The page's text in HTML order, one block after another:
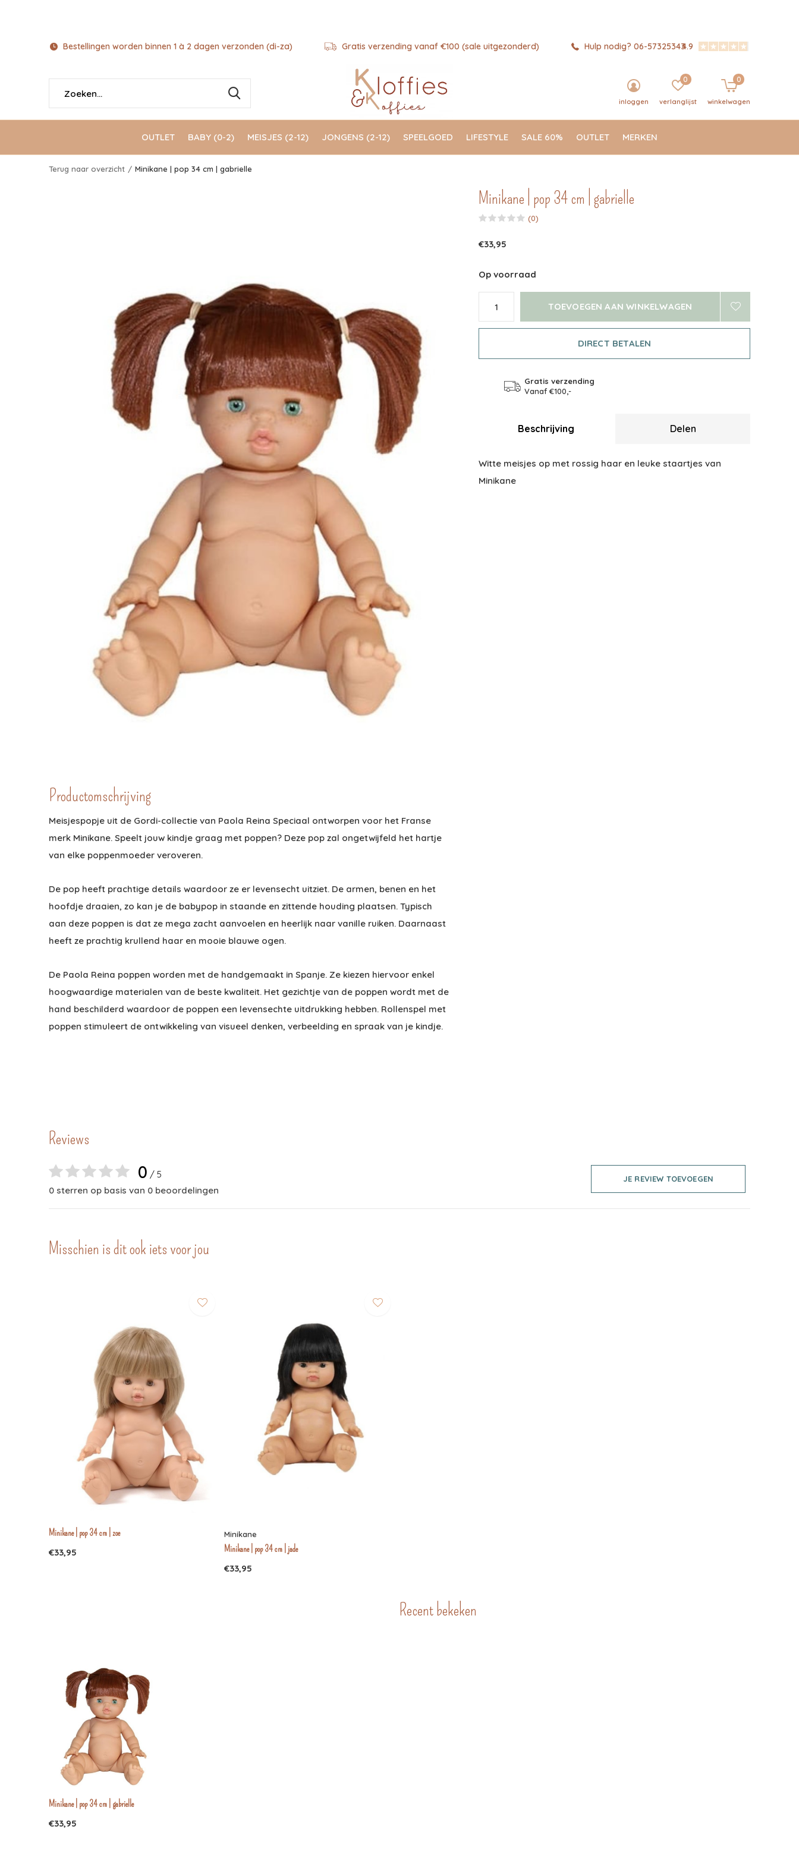
OUTLET BABY (0-2) MEISJES (2-12) JONGENS (2-12) SPEELGOED LIFESTYLE SALE 60% OUTLET MERKEN
inloggen verlanglijst
0
winkelwagen
0
Bestellingen worden binnen 1 à 2 dagen verzonden (di-za) Gratis verzending vanaf €100 (sale uitgezonderd) Hulp nodig? 06-573253434.9
Terug naar overzicht Minikane | pop 34 cm | gabrielle
Minikane | pop 34 cm | gabrielle
(0)
€33,95
Op voorraad
TOEVOEGEN AAN WINKELWAGEN
DIRECT BETALEN
Gratis verzending
Vanaf €100,-
Beschrijving Delen
Witte meisjes op met rossig haar en leuke staartjes van
Minikane
Productomschrijving
Meisjespopje uit de Gordi-collectie van Paola Reina Speciaal ontworpen voor het Franse
merk Minikane. Speelt jouw kindje graag met poppen? Deze pop zal ongetwijfeld het hartje
van elke poppenmoeder veroveren.
De pop heeft prachtige details waardoor ze er levensecht uitziet. De armen, benen en het
hoofdje draaien, zo kan je de babypop in staande en zittende houding plaatsen. Typisch
aan deze poppen is dat ze mega zacht aanvoelen en heerlijk naar vanille ruiken. Daarnaast
heeft ze prachtig krullend haar en mooie blauwe ogen.
De Paola Reina poppen worden met de handgemaakt in Spanje. Ze kiezen hiervoor enkel
hoogwaardige materialen van de beste kwaliteit. Het gezichtje van de poppen wordt met de
hand beschilderd waardoor de poppen een levensechte uitdrukking hebben. Rollenspel met
poppen stimuleert de ontwikkeling van visueel denken, verbeelding en spraak van je kindje.
Reviews
0 / 5
0 sterren op basis van 0 beoordelingen
JE REVIEW TOEVOEGEN
Misschien is dit ook iets voor jou
Minikane | pop 34 cm | zoe
€33,95
Minikane
Minikane | pop 34 cm | jade
€33,95
Recent bekeken
Minikane | pop 34 cm | gabrielle
€33,95